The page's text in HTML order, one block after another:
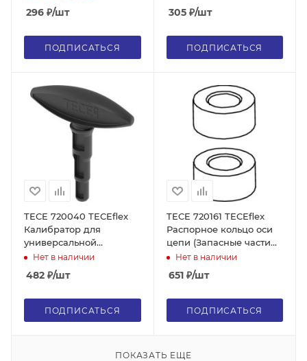
296 ₽/шт
ПОДПИСАТЬСЯ
305₽/шт
ПОДПИСАТЬСЯ
TECE 720040 TECEflex
Калибратор для
универсальной
металлополимерной
Нет в наличии
482 ₽/шт
ПОДПИСАТЬСЯ
TECE 720161 TECEflex
Распорное кольцо оси
цепи (Запасные части
для арт. 720050)
Нет в наличии
651₽/шт
ПОДПИСАТЬСЯ
ПОКАЗАТЬ ЕЩЕ